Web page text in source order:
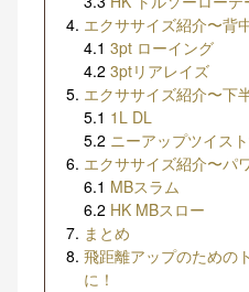
エクササイズ紹介〜背
4.1 3pt ローイング
4.2 3ptリアレイズ
エクササイズ紹介〜下
5.1 1L DL
5.2 ニーアップツイス
エクササイズ紹介〜パ
6.1 MBスラム
6.2 HK MBスロー
まとめ
飛距離アップのための
に！